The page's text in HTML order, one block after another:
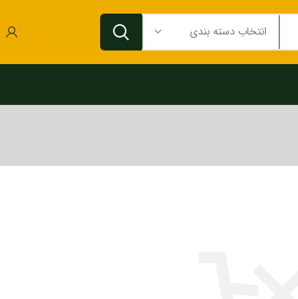
انتخاب دسته بندی